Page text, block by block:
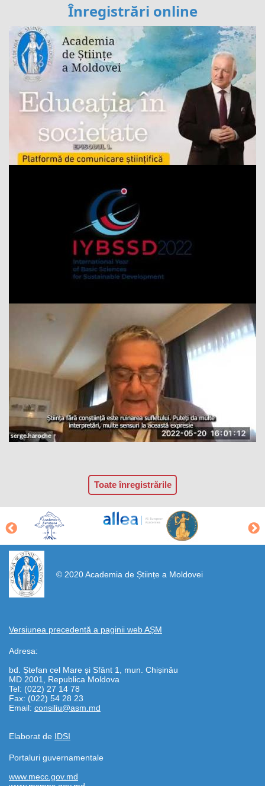
Înregistrări online
Toate înregistrările
© 2020 Academia de Științe a Moldovei
Versiunea precedentă a paginii web AȘM
Adresa:
bd. Ștefan cel Mare și Sfânt 1, mun. Chișinău
MD 2001, Republica Moldova
Tel: (022) 27 14 78
Fax: (022) 54 28 23
Email: consiliu@asm.md
Elaborat de IDSI
https://propletenie.ru/
Portaluri guvernamentale
www.mecc.gov.md